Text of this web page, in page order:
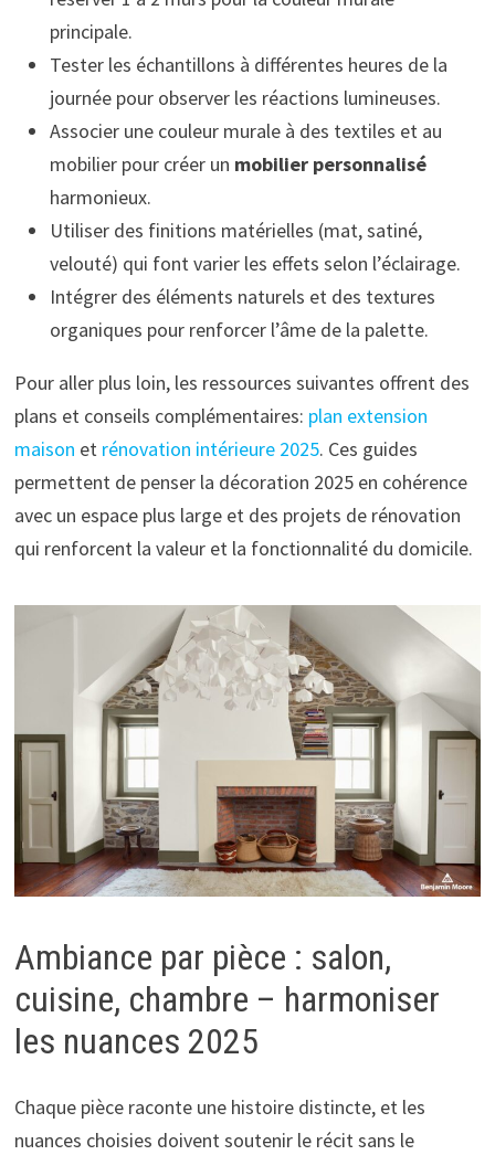
principale.
Tester les échantillons à différentes heures de la
journée pour observer les réactions lumineuses.
Associer une couleur murale à des textiles et au
mobilier pour créer un mobilier personnalisé
harmonieux.
Utiliser des finitions matérielles (mat, satiné,
velouté) qui font varier les effets selon l’éclairage.
Intégrer des éléments naturels et des textures
organiques pour renforcer l’âme de la palette.
Pour aller plus loin, les ressources suivantes offrent des
plans et conseils complémentaires: plan extension
maison et rénovation intérieure 2025. Ces guides
permettent de penser la décoration 2025 en cohérence
avec un espace plus large et des projets de rénovation
qui renforcent la valeur et la fonctionnalité du domicile.
Ambiance par pièce : salon,
cuisine, chambre – harmoniser
les nuances 2025
Chaque pièce raconte une histoire distincte, et les
nuances choisies doivent soutenir le récit sans le